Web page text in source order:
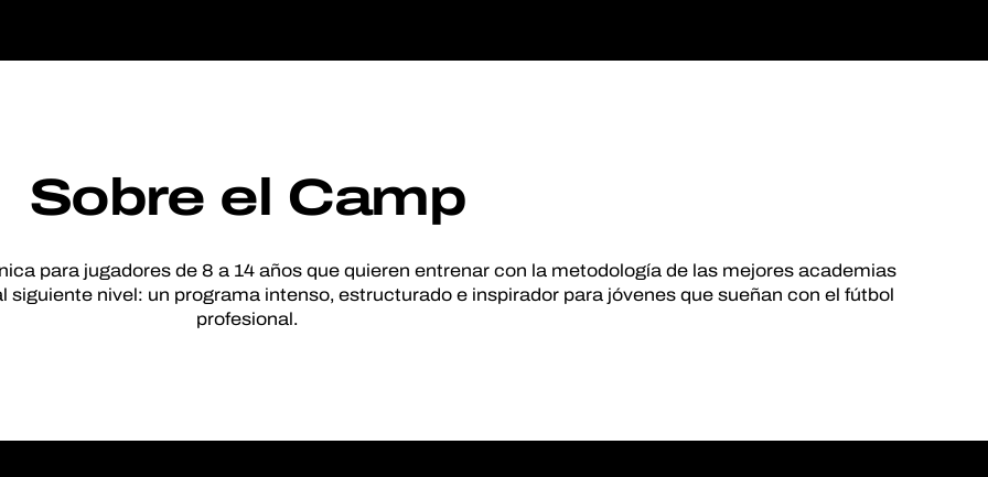
Sobre el Camp
para jugadores de 8 a 14 años que quieren entrenar con la metodología de las mejores academias
siguiente nivel: un programa intenso, estructurado e inspirador para jóvenes que sueñan con el fútbol
profesional.